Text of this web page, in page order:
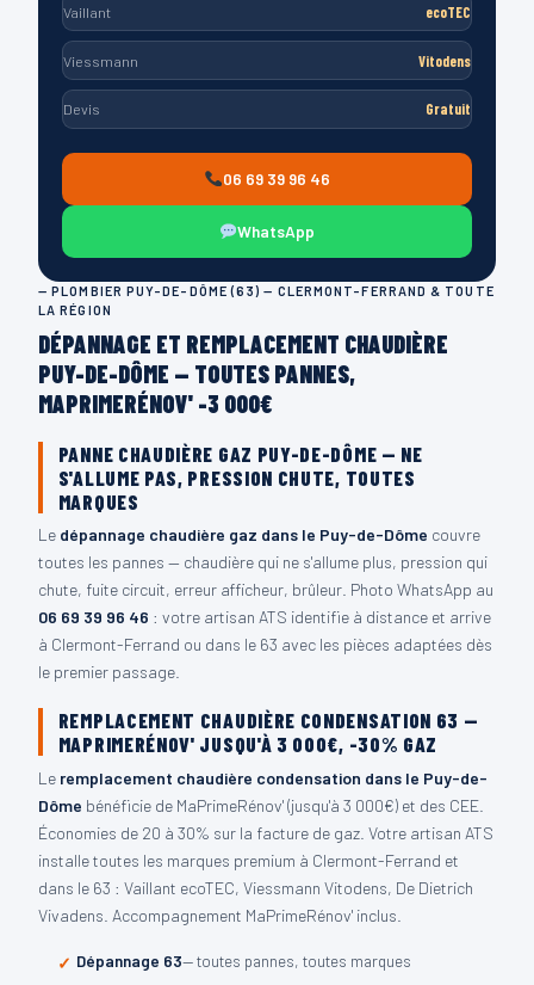
Vaillant ecoTEC
Viessmann Vitodens
Devis Gratuit
06 69 39 96 46
WhatsApp
— PLOMBIER PUY-DE-DÔME (63) — CLERMONT-FERRAND & TOUTE
LA RÉGION
DÉPANNAGE ET REMPLACEMENT CHAUDIÈRE
PUY-DE-DÔME — TOUTES PANNES,
MAPRIMERÉNOV' -3 000€
PANNE CHAUDIÈRE GAZ PUY-DE-DÔME — NE
S'ALLUME PAS, PRESSION CHUTE, TOUTES
MARQUES
Le dépannage chaudière gaz dans le Puy-de-Dôme couvre
toutes les pannes — chaudière qui ne s'allume plus, pression qui
chute, fuite circuit, erreur afficheur, brûleur. Photo WhatsApp au
06 69 39 96 46 : votre artisan ATS identifie à distance et arrive
à Clermont-Ferrand ou dans le 63 avec les pièces adaptées dès
le premier passage.
REMPLACEMENT CHAUDIÈRE CONDENSATION 63 —
MAPRIMERÉNOV' JUSQU'À 3 000€, -30% GAZ
Le remplacement chaudière condensation dans le Puy-de-
Dôme bénéficie de MaPrimeRénov' (jusqu'à 3 000€) et des CEE.
Économies de 20 à 30% sur la facture de gaz. Votre artisan ATS
installe toutes les marques premium à Clermont-Ferrand et
dans le 63 : Vaillant ecoTEC, Viessmann Vitodens, De Dietrich
Vivadens. Accompagnement MaPrimeRénov' inclus.
Dépannage 63— toutes pannes, toutes marques